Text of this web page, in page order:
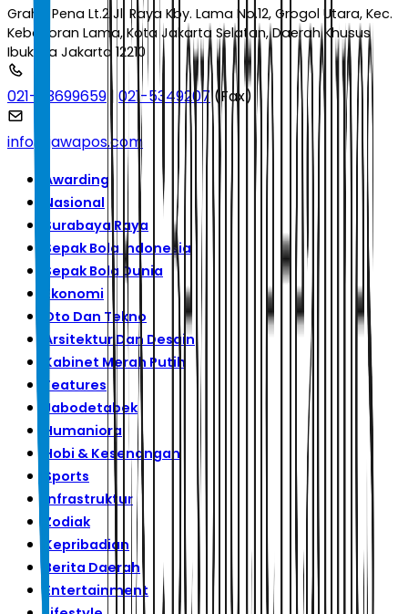
Graha Pena Lt.2 Jl. Raya Kby. Lama No.12, Grogol Utara, Kec.
Kebayoran Lama, Kota Jakarta Selatan, Daerah Khusus
Ibukota Jakarta 12210
021-53699659 | 021-5349207(Fax)
info@jawapos.com
Awarding
Nasional
Surabaya Raya
Sepak Bola Indonesia
Sepak Bola Dunia
Ekonomi
Oto Dan Tekno
Arsitektur Dan Desain
Kabinet Merah Putih
Features
Jabodetabek
Humaniora
Hobi & Kesenangan
Sports
Infrastruktur
Zodiak
Kepribadian
Berita Daerah
Entertainment